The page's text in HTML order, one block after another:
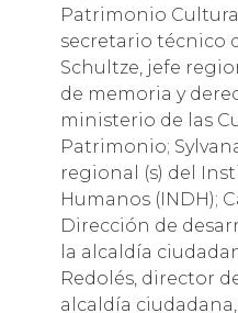
Patrimonio
secretario técnico
Schultze, jefe
de memoria y
ministerio de las
Patrimonio;
regional (s) del
Humanos (INDH);
Dirección de
la alcaldía
Redolés, director
alcaldía ciudadana,